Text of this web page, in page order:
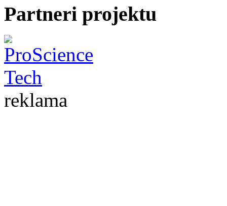
Partneri projektu
reklama